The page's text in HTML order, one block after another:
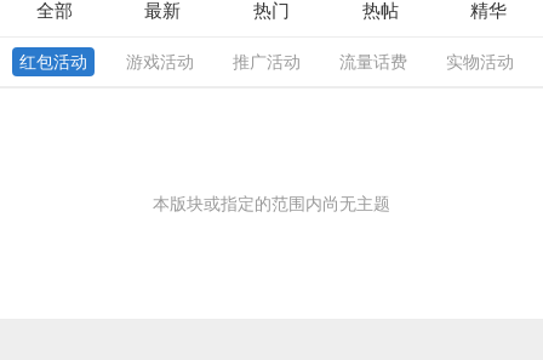
全部 最新 热门 热帖 精华
红包活动 游戏活动 推广活动 流量话费 实物活动
本版块或指定的范围内尚无主题